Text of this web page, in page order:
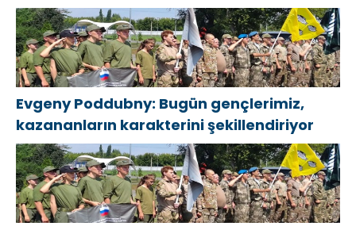
Evgeny Poddubny: Bugün gençlerimiz,
kazananların karakterini şekillendiriyor